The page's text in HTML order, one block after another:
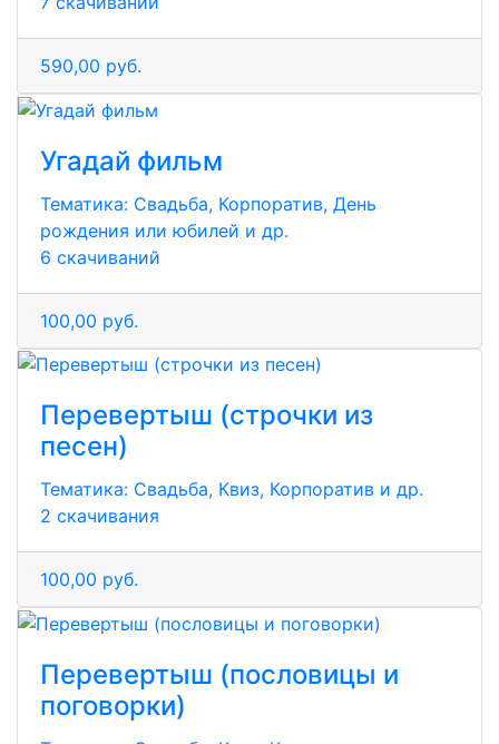
590,00 руб.
Угадай фильм
Тематика: Свадьба, Корпоратив, День
рождения или юбилей и др.
6 скачиваний
100,00 руб.
Перевертыш (строчки из
песен)
Тематика: Свадьба, Квиз, Корпоратив и др.
2 скачивания
100,00 руб.
Перевертыш (пословицы и
поговорки)